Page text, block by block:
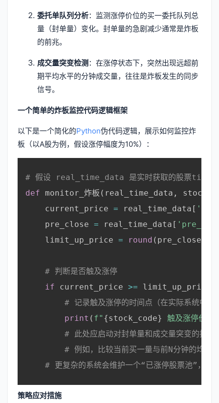
委托单队列分析：监测涨停价位的买一委托队列总
量（封单量）变化。封单量的急剧减少通常是炸板
的前兆。
成交量突变检测 ：在涨停状态下，突然出现远超前
期平均水平的分钟成交量，往往是炸板发生的同步
信号。
一个简单的炸板监控代码逻辑框架
以下是一个简化的Python伪代码逻辑，展示如何监控炸
板（以A股为例，假设涨停幅度为10%）：
# 假设 real_time_data 是实时获取的股票tick数
def monitor_炸板 ( real_time_data ,
    current_price
= real_time_data [
    pre_close
= real_time_data [
    limit_up_price
= round ( pre_close
# 判断是否触及涨停
if current_price >= limit_up_price
# 记录触及涨停的时间点（在实际系统中会
print ( f" {stock_code} 触及涨停价
# 此处应启动对封单量和成交量突变的持续
# 例如，比较当前买一量与前N分钟的均值
# 更复杂的系统会维护一个“已涨停股票池”，并
策略应对措施